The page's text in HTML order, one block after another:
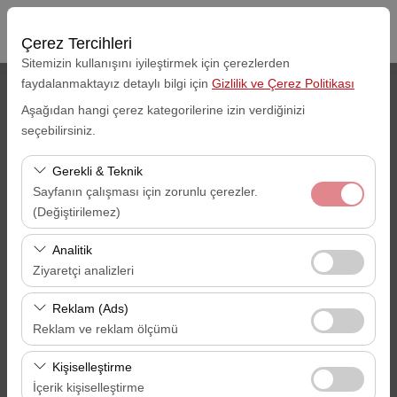
Çerez Tercihleri
Sitemizin kullanışını iyileştirmek için çerezlerden
faydalanmaktayız detaylı bilgi için Gizlilik ve Çerez Politikası
Aşağıdan hangi çerez kategorilerine izin verdiğinizi
seçebilirsiniz.
Gerekli & Teknik
Sayfanın çalışması için zorunlu çerezler.
(Değiştirilemez)
Bu çerezler sitenin doğru şekilde çalışması, güvenlik,
oturum yönetimi ve temel işlevler için gereklidir. Devre
dışı bırakılamaz.
Analitik
Ziyaretçi analizleri
Bu çerezler, sitemizin nasıl kullanıldığını (ziyaretçi sayısı,
en çok ziyaret edilen sayfalar, kullanıcı davranışları)
analiz etmemizi sağlar. Bu veriler, web sitesi
performansını ölçmek ve kullanıcı deneyimini sürekli
iyileştirmek için kullanılır.
Reklam (Ads)
Reklam ve reklam ölçümü
Bu çerezler, size ilgi alanlarınıza uygun kişiselleştirilmiş
reklamlar göstermemize ve reklam kampanyalarımızın
Kişiselleştirme
İçerik kişiselleştirme
Araç Alış Yeri
Gaziantep Havalimanı -GZT
Alış Tarihi
İade Tarihi